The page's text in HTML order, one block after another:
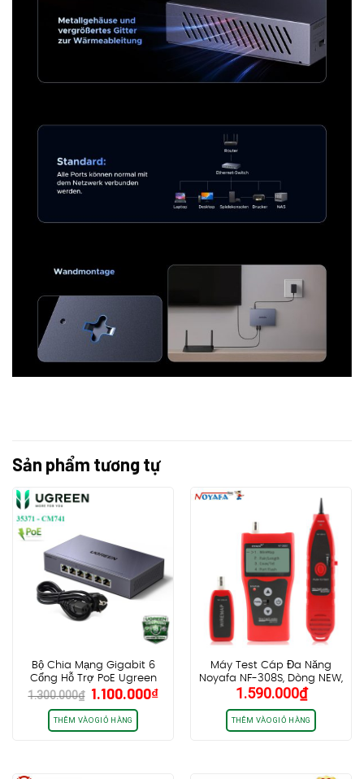
Sản phẩm tương tự
Bộ Chia Mạng Gigabit 6
Cổng Hỗ Trợ PoE Ugreen
35371 CM741
1.300.000₫ Giá
gốc
là:
1.300.000₫.
1.100.000₫Giá
THÊM VÀO GIỎ HÀNG
Máy Test Cáp Đa Năng
Noyafa NF-308S, Dòng NEW,
màn hình lớn, Hàng Chính
1.590.000₫
THÊM VÀO GIỎ HÀNG